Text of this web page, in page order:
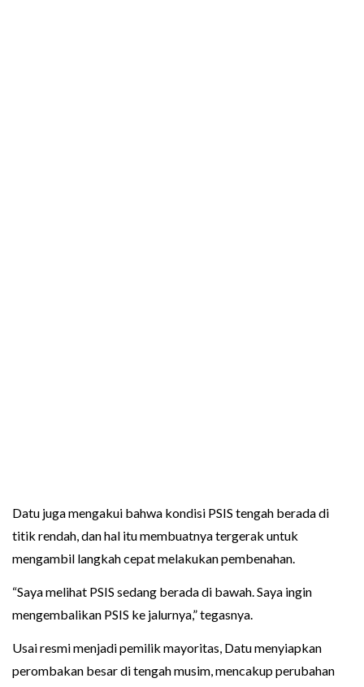
Datu juga mengakui bahwa kondisi PSIS tengah berada di
titik rendah, dan hal itu membuatnya tergerak untuk
mengambil langkah cepat melakukan pembenahan.
“Saya melihat PSIS sedang berada di bawah. Saya ingin
mengembalikan PSIS ke jalurnya,” tegasnya.
Usai resmi menjadi pemilik mayoritas, Datu menyiapkan
perombakan besar di tengah musim, mencakup perubahan